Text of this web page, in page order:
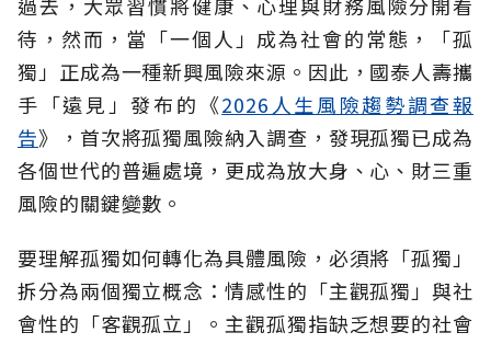
過去，大眾習慣將健康、心理與財務風險分開看
待，然而，當「一個人」成為社會的常態，「孤
獨」正成為一種新興風險來源。因此，國泰人壽攜
手「遠見」發布的《2026人生風險趨勢調查報
告》，首次將孤獨風險納入調查，發現孤獨已成為
各個世代的普遍處境，更成為放大身、心、財三重
風險的關鍵變數。
要理解孤獨如何轉化為具體風險，必須將「孤獨」
拆分為兩個獨立概念：情感性的「主觀孤獨」與社
會性的「客觀孤立」。主觀孤獨指缺乏想要的社會